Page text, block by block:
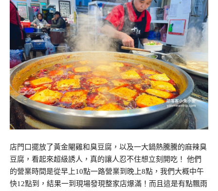
店門口擺放了黃金閹雞和臭豆腐，以及一大鍋熱騰騰的麻辣臭
豆腐，看起來超級誘人，真的讓人忍不住想立刻開吃！ 他們
的營業時間是從早上10點一路營業到晚上8點，我們大概中午
快12點到，結果一到現場發現整家店爆滿！而且這是有點飄雨